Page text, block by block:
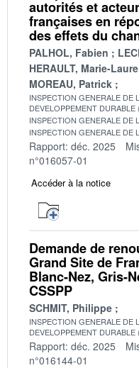
autorités et
françaises en
des effets du
PALHOL, Fabien
HERAULT, Marie-Laure
MOREAU, Patrick
INSPECTION GENERALE DE
DEVELOPPEMENT DURABLE
INSPECTION GENERALE DE
INSPECTION GENERALE DE
Rapport: déc. 2025
n°016057-01
Accéder à la notice
Demande de
Grand Site de
Blanc-Nez, Gris-
CSSPP
SCHMIT, Philippe
INSPECTION GENERALE DE
DEVELOPPEMENT DURABLE
Rapport: déc. 2025
n°016144-01